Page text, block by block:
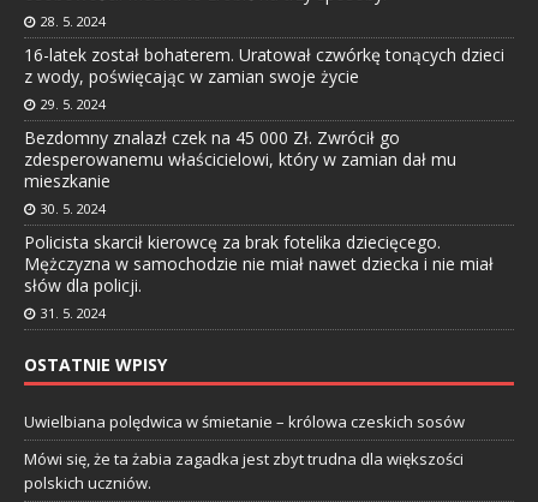
28. 5. 2024
16-latek został bohaterem. Uratował czwórkę tonących dzieci
z wody, poświęcając w zamian swoje życie
29. 5. 2024
Bezdomny znalazł czek na 45 000 Zł. Zwrócił go
zdesperowanemu właścicielowi, który w zamian dał mu
mieszkanie
30. 5. 2024
Policista skarcił kierowcę za brak fotelika dziecięcego.
Mężczyzna w samochodzie nie miał nawet dziecka i nie miał
słów dla policji.
31. 5. 2024
OSTATNIE WPISY
Uwielbiana polędwica w śmietanie – królowa czeskich sosów
Mówi się, że ta żabia zagadka jest zbyt trudna dla większości
polskich uczniów.